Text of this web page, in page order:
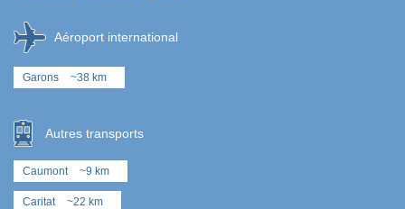
Aéroport international
Garons ~38 km
Autres transports
Caumont ~9 km
Caritat ~22 km